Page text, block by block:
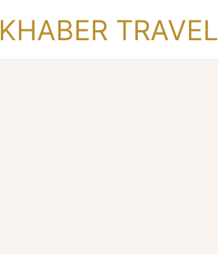
TRAVEL